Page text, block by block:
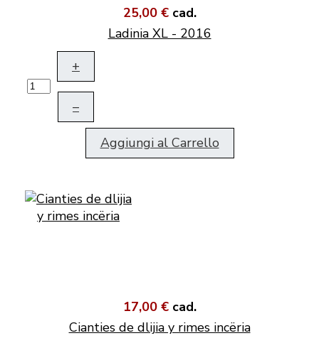
25,00 € cad.
Ladinia XL - 2016
+
–
Aggiungi al Carrello
17,00 € cad.
Cianties de dlijia y rimes incëria